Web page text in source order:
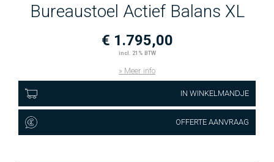
Bureaustoel Actief Balans XL
€ 1.795,00
incl. 21% BTW
» Meer info
IN WINKELMANDJE
OFFERTE AANVRAAG